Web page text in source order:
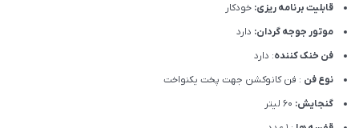
قابلیت برنامه ریزی: خودکار
موتور جوجه گردان: دارد
فن خنک کننده: دارد
نوع فن : فن کانوکشن جهت پخت یکنواخت
گنجایش: